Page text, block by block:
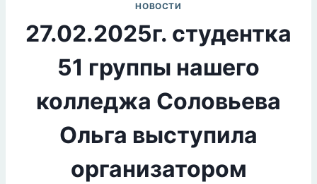
НОВОСТИ
27.02.2025г. студентка
51 группы нашего
колледжа Соловьева
Ольга выступила
организатором